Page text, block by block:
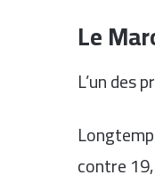
Le
L’un des
contre